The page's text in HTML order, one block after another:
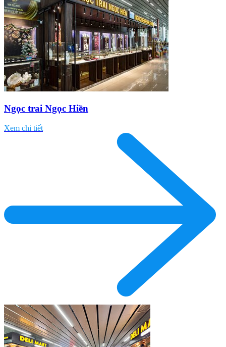
Ngọc trai Ngọc Hiền
Xem chi tiết